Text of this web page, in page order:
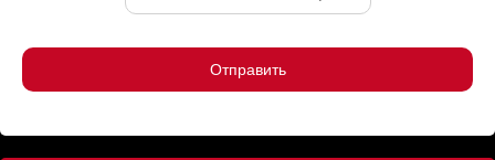
Отправить